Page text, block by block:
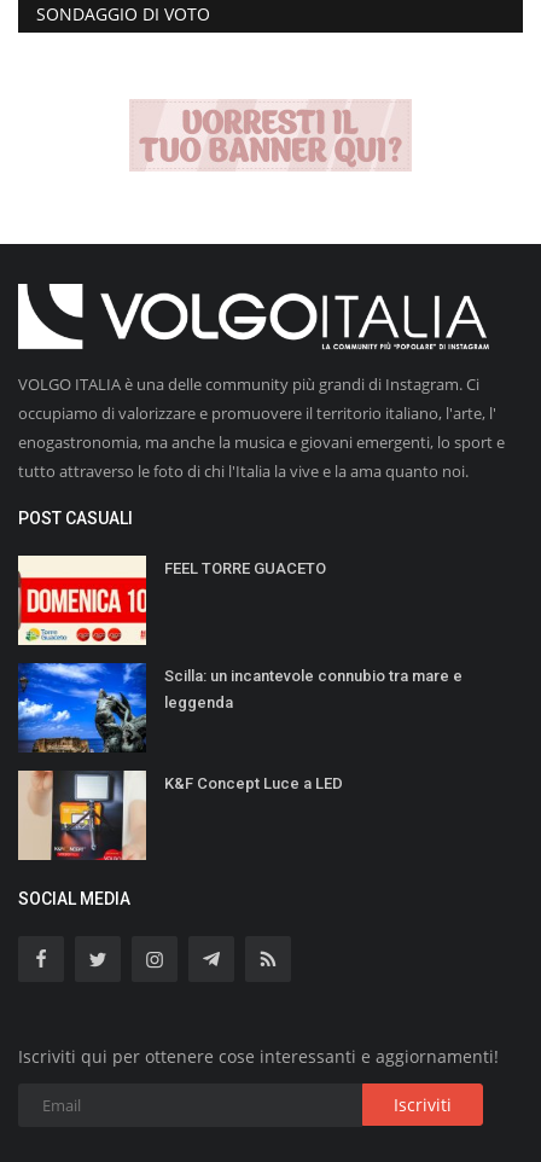
SONDAGGIO DI VOTO
VOLGO ITALIA è una delle community più grandi di Instagram. Ci
occupiamo di valorizzare e promuovere il territorio italiano, l'arte, l'
enogastronomia, ma anche la musica e giovani emergenti, lo sport e
tutto attraverso le foto di chi l'Italia la vive e la ama quanto noi.
POST CASUALI
FEEL TORRE GUACETO
Scilla: un incantevole connubio tra mare e
leggenda
K&F Concept Luce a LED
SOCIAL MEDIA
Iscriviti qui per ottenere cose interessanti e aggiornamenti!
Iscriviti